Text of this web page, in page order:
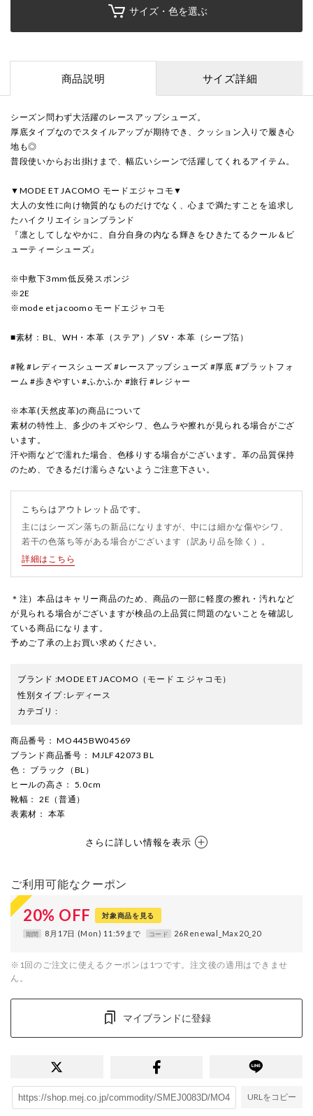
サイズ・色を選ぶ
商品説明 サイズ詳細
シーズン問わず大活躍のレースアップシューズ。
厚底タイプなのでスタイルアップが期待でき、クッション入りで履き心
地も◎
普段使いからお出掛けまで、幅広いシーンで活躍してくれるアイテム。
▼MODE ET JACOMO モードエジャコモ▼
大人の女性に向け物質的なものだけでなく、心まで満たすことを追求し
たハイクリエイションブランド
『凛としてしなやかに、自分自身の内なる輝きをひきたてるクール＆ビ
ューティーシューズ』
※中敷下3mm低反発スポンジ
※2E
※mode et jacoomo モードエジャコモ
■素材：BL、WH・本革（ステア）／SV・本革（シープ箔）
#靴 #レディースシューズ #レースアップシューズ #厚底 #プラットフォ
ーム #歩きやすい #ふかふか #旅行 #レジャー
※本革(天然皮革)の商品について
素材の特性上、多少のキズやシワ、色ムラや擦れが見られる場合がござ
います。
汗や雨などで濡れた場合、色移りする場合がございます。革の品質保持
のため、できるだけ濡らさないようご注意下さい。
こちらはアウトレット品です。
主にはシーズン落ちの新品になりますが、中には細かな傷やシワ、
若干の色落ち等がある場合がございます（訳あり品を除く）。
詳細はこちら
＊注）本品はキャリー商品のため、商品の一部に軽度の擦れ・汚れなど
が見られる場合がございますが検品の上品質に問題のないことを確認し
ている商品になります。
予めご了承の上お買い求めください。
ブランド :MODE ET JACOMO （モード エ ジャコモ）
性別タイプ:レディース
カテゴリ :
商品番号 ： MO445BW04569
ブランド商品番号 ： MJLF42073 BL
色 ： ブラック（BL）
ヒールの高さ ： 5.0cm
靴幅 ： 2E（普通）
表素材 ： 本革
さらに詳しい情報を表示
ご利用可能なクーポン
20% OFF 対象商品を見る
期間 8月17日 (Mon) 11:59まで コード 26Renewal_Max20_20
※1回のご注文に使えるクーポンは1つです。注文後の適用はできませ
ん。
マイブランドに登録
URLをコピー